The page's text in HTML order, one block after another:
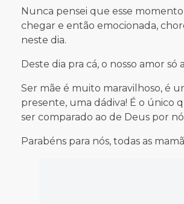
Nunca pensei que esse
chegar e então emocionada,
neste dia.
​​​​​​​Deste dia pra cá, o nosso amor só
Ser mãe é muito maravilhoso, é
presente, uma dádiva! É o único
ser comparado ao de Deus por
Parabéns para nós, todas as